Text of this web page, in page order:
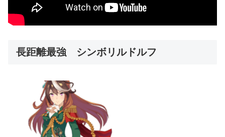
長距離最強 シンボリルドルフ